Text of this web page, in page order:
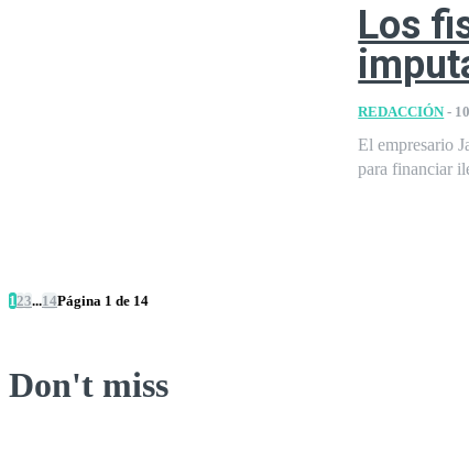
Los
REDACCIÓN -
El empresario
para financiar
1 23...14Página 1 de 14
Don't miss